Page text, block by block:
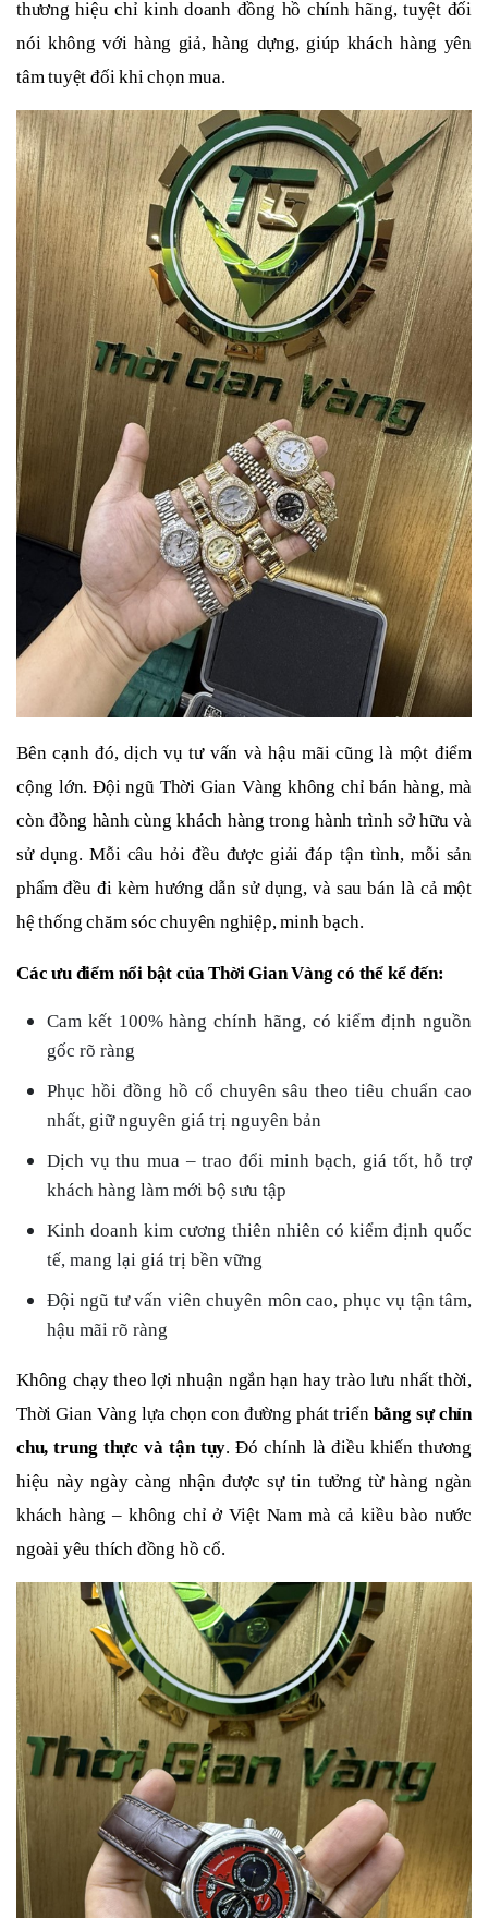
thương hiệu chỉ kinh doanh đồng hồ chính hãng, tuyệt đối
nói không với hàng giả, hàng dựng, giúp khách hàng yên
tâm tuyệt đối khi chọn mua.
Bên cạnh đó, dịch vụ tư vấn và hậu mãi cũng là một điểm
cộng lớn. Đội ngũ Thời Gian Vàng không chỉ bán hàng, mà
còn đồng hành cùng khách hàng trong hành trình sở hữu và
sử dụng. Mỗi câu hỏi đều được giải đáp tận tình, mỗi sản
phẩm đều đi kèm hướng dẫn sử dụng, và sau bán là cả một
hệ thống chăm sóc chuyên nghiệp, minh bạch.
Các ưu điểm nổi bật của Thời Gian Vàng có thể kể đến:
Cam kết 100% hàng chính hãng, có kiểm định nguồn
gốc rõ ràng
Phục hồi đồng hồ cổ chuyên sâu theo tiêu chuẩn cao
nhất, giữ nguyên giá trị nguyên bản
Dịch vụ thu mua – trao đổi minh bạch, giá tốt, hỗ trợ
khách hàng làm mới bộ sưu tập
Kinh doanh kim cương thiên nhiên có kiểm định quốc
tế, mang lại giá trị bền vững
Đội ngũ tư vấn viên chuyên môn cao, phục vụ tận tâm,
hậu mãi rõ ràng
Không chạy theo lợi nhuận ngắn hạn hay trào lưu nhất thời,
Thời Gian Vàng lựa chọn con đường phát triển bằng sự chỉn
chu, trung thực và tận tụy. Đó chính là điều khiến thương
hiệu này ngày càng nhận được sự tin tưởng từ hàng ngàn
khách hàng – không chỉ ở Việt Nam mà cả kiều bào nước
ngoài yêu thích đồng hồ cổ.